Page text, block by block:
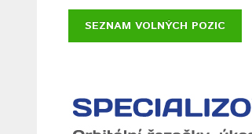
SEZNAM VOLNÝCH POZIC